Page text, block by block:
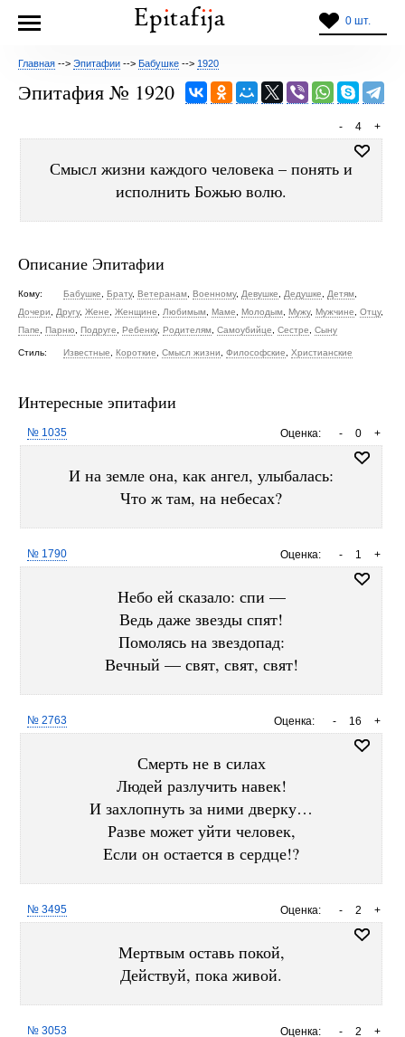
0 шт.
Главная --> Эпитафии --> Бабушке --> 1920
Эпитафия № 1920
+
4
-
Смысл жизни каждого человека – понять и
исполнить Божью волю.
Описание Эпитафии
Кому: Бабушке Брату, Ветеранам Военному, Девушке Дедушке Детям
Дочери
Другу, Жене Женщине Любимым Маме Молодым Мужу, Мужчине Отцу,
Папе
Парню Подруге Ребенку, Родителям Самоубийце Сестре Сыну
Стиль: Известные Короткие Смысл жизни Философские Христианские
Интересные эпитафии
Оценка: +
0
-
№ 1035
И на земле она, как ангел, улыбалась:
Что ж там, на небесах?
Оценка: +
1
-
№ 1790
Небо ей сказало: спи —
Ведь даже звезды спят!
Помолясь на звездопад:
Вечный — свят, свят, свят!
Оценка: +
16
-
№ 2763
Смерть не в силах
Людей разлучить навек!
И захлопнуть за ними дверку…
Разве может уйти человек,
Если он остается в сердце!?
Оценка: +
2
-
№ 3495
Мертвым оставь покой,
Действуй, пока живой.
Оценка: +
2
-
№ 3053